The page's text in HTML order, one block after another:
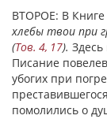
ВТОРОЕ: В Книге
хлебы твои при
(Тов. 4, 17).
Писание
убогих при
помолились о